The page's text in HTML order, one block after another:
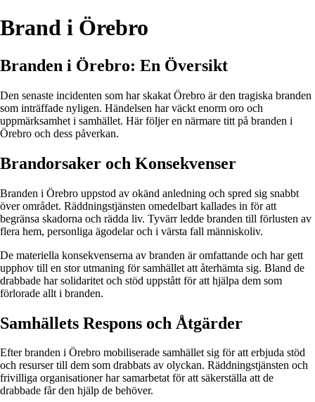
Brand i Örebro
Branden i Örebro: En Översikt
Den senaste incidenten som har skakat Örebro är den tragiska branden
som inträffade nyligen. Händelsen har väckt enorm oro och
uppmärksamhet i samhället. Här följer en närmare titt på branden i
Örebro och dess påverkan.
Brandorsaker och Konsekvenser
Branden i Örebro uppstod av okänd anledning och spred sig snabbt
över området. Räddningstjänsten omedelbart kallades in för att
begränsa skadorna och rädda liv. Tyvärr ledde branden till förlusten av
flera hem, personliga ägodelar och i värsta fall människoliv.
De materiella konsekvenserna av branden är omfattande och har gett
upphov till en stor utmaning för samhället att återhämta sig. Bland de
drabbade har solidaritet och stöd uppstått för att hjälpa dem som
förlorade allt i branden.
Samhällets Respons och Åtgärder
Efter branden i Örebro mobiliserade samhället sig för att erbjuda stöd
och resurser till dem som drabbats av olyckan. Räddningstjänsten och
frivilliga organisationer har samarbetat för att säkerställa att de
drabbade får den hjälp de behöver.